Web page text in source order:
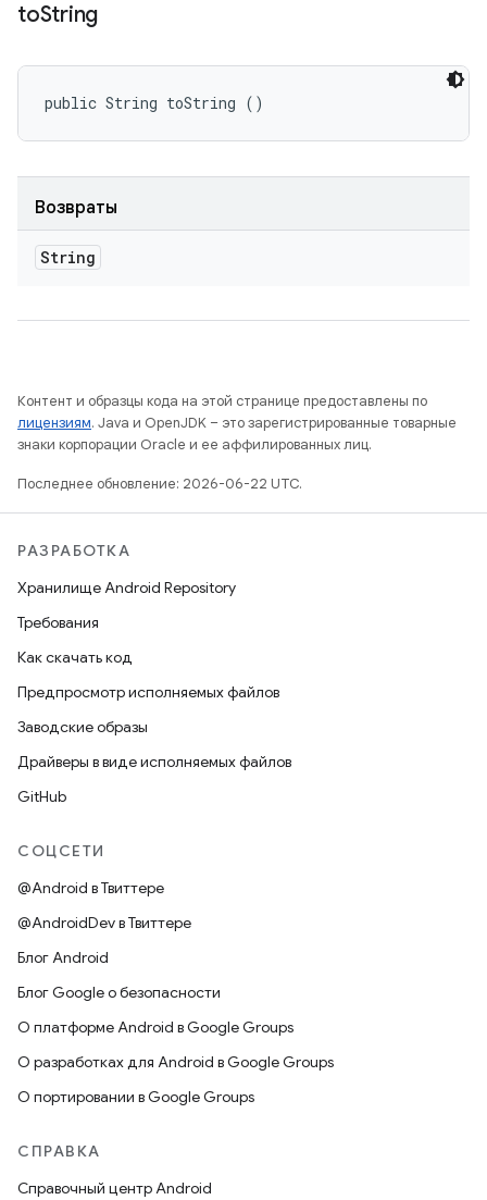
toString
public String toString ()
Возвраты
String
Контент и образцы кода на этой странице предоставлены по
лицензиям. Java и OpenJDK – это зарегистрированные товарные
знаки корпорации Oracle и ее аффилированных лиц.
Последнее обновление: 2026-06-22 UTC.
РАЗРАБОТКА
Хранилище Android Repository
Требования
Как скачать код
Предпросмотр исполняемых файлов
Заводские образы
Драйверы в виде исполняемых файлов
GitHub
СОЦСЕТИ
@Android в Твиттере
@AndroidDev в Твиттере
Блог Android
Блог Google о безопасности
О платформе Android в Google Groups
О разработках для Android в Google Groups
О портировании в Google Groups
СПРАВКА
Справочный центр Android